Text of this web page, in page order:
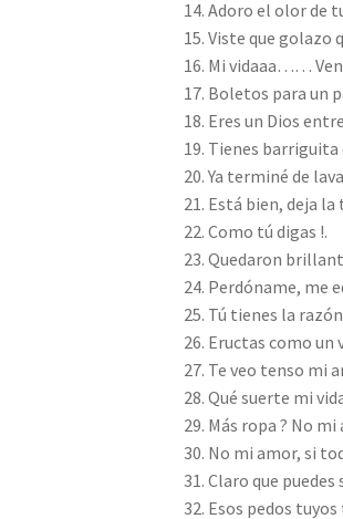
Adoro el olor de
Viste que golazo
Mi vidaaa…… Ven
Boletos para un
Eres un Dios
Tienes
Ya terminé de
Está bien, deja
Como tú digas !.
Quedaron
Perdóname, me
Tú tienes la
Eructas como un
Te veo tenso mi
Qué suerte mi
Más ropa ? No
No mi amor, si
Claro que
Esos pedos